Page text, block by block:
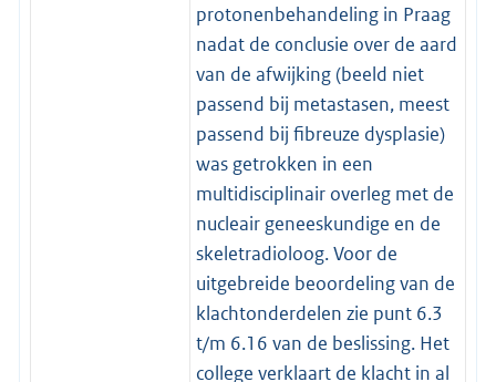
protonenbehandeling in Praag
nadat de conclusie over de aard
van de afwijking (beeld niet
passend bij metastasen, meest
passend bij fibreuze dysplasie)
was getrokken in een
multidisciplinair overleg met de
nucleair geneeskundige en de
skeletradioloog. Voor de
uitgebreide beoordeling van de
klachtonderdelen zie punt 6.3
t/m 6.16 van de beslissing. Het
college verklaart de klacht in al